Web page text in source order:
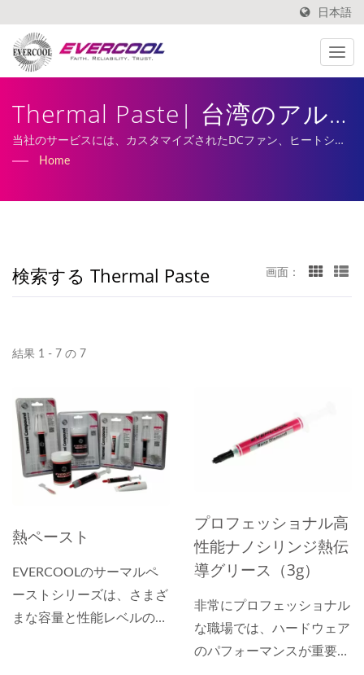
日本語
Thermal Paste| 台湾のアル
ミ押出冷却器メーカー |
当社のサービスには、カスタマイズされたDCファン、ヒートシン
クの製造と製造が含まれます。
Home
検索する Thermal Paste 画面：
結果 1 - 7 の 7
熱ペースト
EVERCOOLのサーマルペ
ーストシリーズは、さまざ
まな容量と性能レベルの異
プロフェッショナル高
性能ナノシリンジ熱伝
導グリース（3g）
非常にプロフェッショナル
な職場では、ハードウェア
のパフォーマンスが重要で